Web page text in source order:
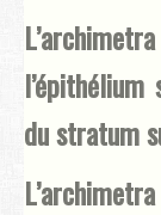
du stratum